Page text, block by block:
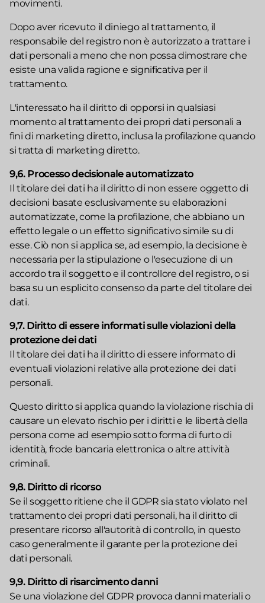
movimenti.
Dopo aver ricevuto il diniego al trattamento, il
responsabile del registro non è autorizzato a trattare i
dati personali a meno che non possa dimostrare che
esiste una valida ragione e significativa per il
trattamento.
L'interessato ha il diritto di opporsi in qualsiasi
momento al trattamento dei propri dati personali a
fini di marketing diretto, inclusa la profilazione quando
si tratta di marketing diretto.
9,6. Processo decisionale automatizzato
Il titolare dei dati ha il diritto di non essere oggetto di
decisioni basate esclusivamente su elaborazioni
automatizzate, come la profilazione, che abbiano un
effetto legale o un effetto significativo simile su di
esse. Ciò non si applica se, ad esempio, la decisione è
necessaria per la stipulazione o l'esecuzione di un
accordo tra il soggetto e il controllore del registro, o si
basa su un esplicito consenso da parte del titolare dei
dati.
9,7. Diritto di essere informati sulle violazioni della
protezione dei dati
Il titolare dei dati ha il diritto di essere informato di
eventuali violazioni relative alla protezione dei dati
personali.
Questo diritto si applica quando la violazione rischia di
causare un elevato rischio per i diritti e le libertà della
persona come ad esempio sotto forma di furto di
identità, frode bancaria elettronica o altre attività
criminali.
9,8. Diritto di ricorso
Se il soggetto ritiene che il GDPR sia stato violato nel
trattamento dei propri dati personali, ha il diritto di
presentare ricorso all'autorità di controllo, in questo
caso generalmente il garante per la protezione dei
dati personali.
9,9. Diritto di risarcimento danni
Se una violazione del GDPR provoca danni materiali o